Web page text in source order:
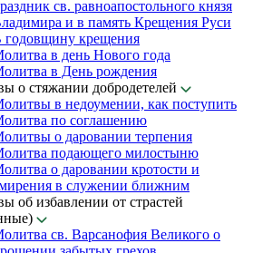
св. равноапостольного князя
и в память Крещения Руси
годовщину крещения
в день Нового года
в День рождения
о стяжании добродетелей
в недоумении, как поступить
по соглашению
о даровании терпения
подающего милостыню
о даровании кротости и
в служении ближним
об избавлении от страстей
св. Варсанофия Великого о